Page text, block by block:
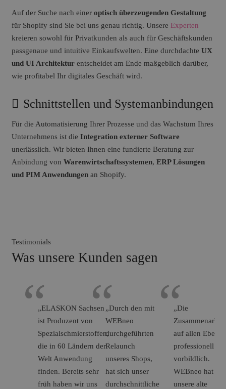
Auf der Suche nach einer optisch überzeugenden Gestaltung
für Shopify sind Sie bei uns genau richtig. Unsere Experten
kreieren sowohl für Privatkunden als auch für Geschäftskunden
passgenaue und intuitive Einkaufswelten. Eine durchdachte UX
und UI Architekturentscheidet am Ende maßgeblich darüber,
wie profitabel Ihr digitales Geschäft wird.
Schnittstellen und Systemanbindungen
Für die Automatisierung Ihrer Prozesse und das Wachstum Ihres
Unternehmens ist die Integration externer Software
unerlässlich. Wir bieten Ihnen eine fundierte Beratung zur
Anbindung von Warenwirtschaftssystemen, ERP Lösungen
und PIM Anwendungenan Shopify.
Testimonials
Was unsere Kunden sagen
“„ELASKON Sachsen
ist Produzent von
Spezialschmierstoffen,
die in 60 Ländern der
Welt Anwendung
finden. Bereits sehr
früh haben wir uns
“„Durch den mit
WEBneo
durchgeführten
Relaunch
unseres Shops,
hat sich unser
durchschnittliche
“
„Die
auf allen Ebenen
professionell &
vorbildlich.
WEBneo hat für
unsere alte